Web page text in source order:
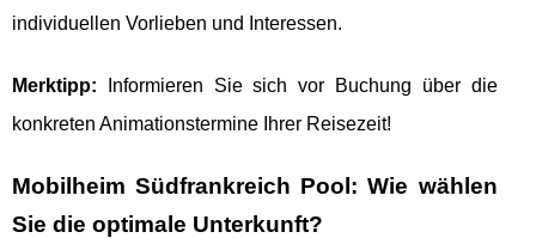
individuellen Vorlieben und Interessen.
Merktipp: Informieren Sie sich vor Buchung über die
konkreten Animationstermine Ihrer Reisezeit!
Mobilheim Südfrankreich Pool: Wie wählen
Sie die optimale Unterkunft?